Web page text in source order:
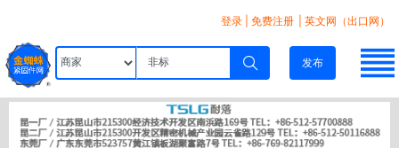
登录 免费注册 | 英文网（出口网）
发布